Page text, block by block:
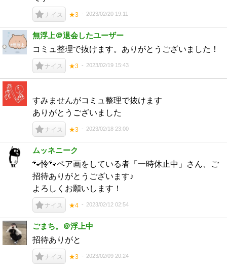
ナイス ★3 2023/02/20 19:11
無浮上＠退会したユーザー
コミュ整理で抜けます。ありがとうございました！
ナイス ★3 2023/02/19 15:43
すみませんがコミュ整理で抜けます
ありがとうございました
ナイス ★3 2023/02/18 23:00
ムッネニーク
🐾怜🐾ペア画をしている者「一時休止中」さん、ご
招待ありがとうございます♪
よろしくお願いします！
ナイス ★4 2023/02/12 02:54
ごまち。＠浮上中
招待ありがと
ナイス ★3 2023/02/09 20:24